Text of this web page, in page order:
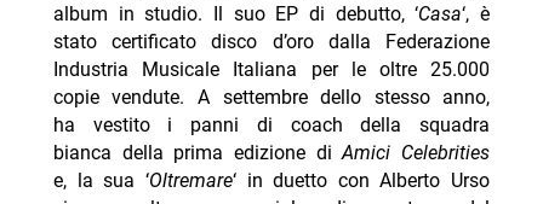
album in studio. Il suo EP di debutto, ‘Casa‘, è
stato certificato disco d’oro dalla Federazione
Industria Musicale Italiana per le oltre 25.000
copie vendute. A settembre dello stesso anno,
ha vestito i panni di coach della squadra
bianca della prima edizione diAmici Celebrities
e, la sua ‘Oltremare‘ in duetto con Alberto Urso